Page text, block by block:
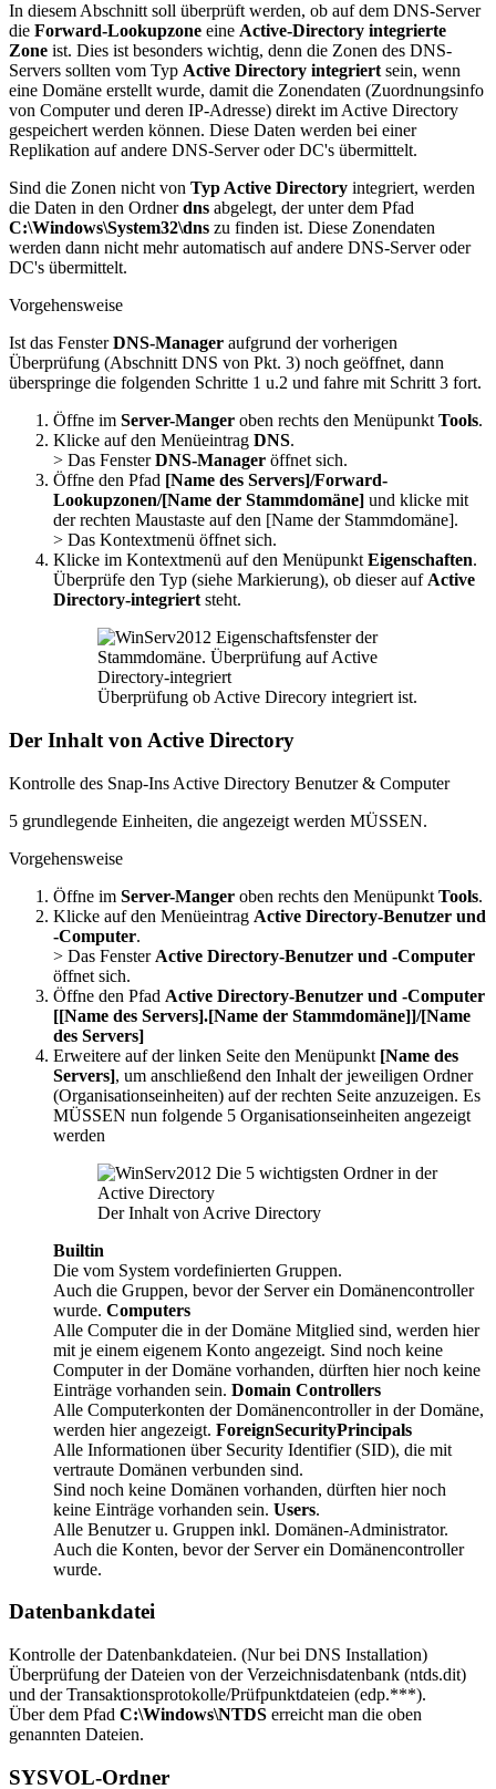
In diesem Abschnitt soll überprüft werden, ob auf dem DNS-Server
die Forward-Lookupzone eine Active-Directory integrierte
Zone ist. Dies ist besonders wichtig, denn die Zonen des DNS-
Servers sollten vom Typ Active Directory integriert sein, wenn
eine Domäne erstellt wurde, damit die Zonendaten (Zuordnungsinfo
von Computer und deren IP-Adresse) direkt im Active Directory
gespeichert werden können. Diese Daten werden bei einer
Replikation auf andere DNS-Server oder DC's übermittelt.
Sind die Zonen nicht von Typ Active Directory integriert, werden
die Daten in den Ordnerdns abgelegt, der unter dem Pfad
C:\Windows\System32\dns zu finden ist. Diese Zonendaten
werden dann nicht mehr automatisch auf andere DNS-Server oder
DC's übermittelt.
Vorgehensweise
Ist das FensterDNS-Manager aufgrund der vorherigen
Überprüfung (Abschnitt DNS von Pkt. 3) noch geöffnet, dann
überspringe die folgenden Schritte 1 u.2 und fahre mit Schritt 3 fort.
Öffne im Server-Manger oben rechts den Menüpunkt Tools.
Klicke auf den Menüeintrag DNS.
> Das FensterDNS-Manager öffnet sich.
Öffne den Pfad [Name des Servers]/Forward-
Lookupzonen/[Name der Stammdomäne] und klicke mit
der rechten Maustaste auf den [Name der Stammdomäne].
> Das Kontextmenü öffnet sich.
Klicke im Kontextmenü auf den Menüpunkt Eigenschaften.
Überprüfe den Typ (siehe Markierung), ob dieser auf Active
Directory-integriert steht.
Überprüfung ob Active Direcory integriert ist.
Der Inhalt von Active Directory
Kontrolle des Snap-Ins Active Directory Benutzer & Computer
5 grundlegende Einheiten, die angezeigt werden MÜSSEN.
Vorgehensweise
Öffne im Server-Manger oben rechts den Menüpunkt Tools.
Klicke auf den Menüeintrag Active Directory-Benutzer und
-Computer.
> Das Fenster Active Directory-Benutzer und -Computer
öffnet sich.
Öffne den Pfad Active Directory-Benutzer und -Computer
[[Name des Servers].[Name der Stammdomäne]]/[Name
des Servers]
Erweitere auf der linken Seite den Menüpunkt [Name des
Servers], um anschließend den Inhalt der jeweiligen Ordner
(Organisationseinheiten) auf der rechten Seite anzuzeigen. Es
MÜSSEN nun folgende 5 Organisationseinheiten angezeigt
werden
Der Inhalt von Acrive Directory
Builtin
Die vom System vordefinierten Gruppen.
Auch die Gruppen, bevor der Server ein Domänencontroller
wurde. Computers
Alle Computer die in der Domäne Mitglied sind, werden hier
mit je einem eigenem Konto angezeigt. Sind noch keine
Computer in der Domäne vorhanden, dürften hier noch keine
Einträge vorhanden sein. Domain Controllers
Alle Computerkonten der Domänencontroller in der Domäne,
werden hier angezeigt. ForeignSecurityPrincipals
Alle Informationen über Security Identifier (SID), die mit
vertraute Domänen verbunden sind.
Sind noch keine Domänen vorhanden, dürften hier noch
keine Einträge vorhanden sein. Users.
Alle Benutzer u. Gruppen inkl. Domänen-Administrator.
Auch die Konten, bevor der Server ein Domänencontroller
wurde.
Datenbankdatei
Kontrolle der Datenbankdateien. (Nur bei DNS Installation)
Überprüfung der Dateien von der Verzeichnisdatenbank (ntds.dit)
und der Transaktionsprotokolle/Prüfpunktdateien (edp.***).
Über dem Pfad C:\Windows\NTDS erreicht man die oben
genannten Dateien.
SYSVOL-Ordner